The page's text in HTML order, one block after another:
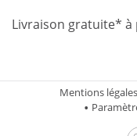
Livraison gratuite*
Mentions légales